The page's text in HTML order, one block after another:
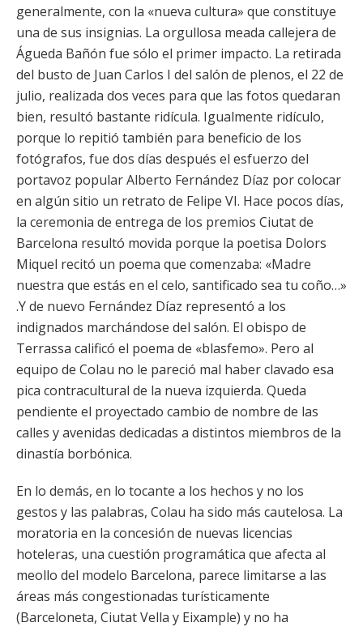
generalmente, con la «nueva cultura» que constituye
una de sus insignias. La orgullosa meada callejera de
Águeda Bañón fue sólo el primer impacto. La retirada
del busto de Juan Carlos I del salón de plenos, el 22 de
julio, realizada dos veces para que las fotos quedaran
bien, resultó bastante ridícula. Igualmente ridículo,
porque lo repitió también para beneficio de los
fotógrafos, fue dos días después el esfuerzo del
portavoz popular Alberto Fernández Díaz por colocar
en algún sitio un retrato de Felipe VI. Hace pocos días,
la ceremonia de entrega de los premios Ciutat de
Barcelona resultó movida porque la poetisa Dolors
Miquel recitó un poema que comenzaba: «Madre
nuestra que estás en el celo, santificado sea tu coño…»
.Y de nuevo Fernández Díaz representó a los
indignados marchándose del salón. El obispo de
Terrassa calificó el poema de «blasfemo». Pero al
equipo de Colau no le pareció mal haber clavado esa
pica contracultural de la nueva izquierda. Queda
pendiente el proyectado cambio de nombre de las
calles y avenidas dedicadas a distintos miembros de la
dinastía borbónica.
En lo demás, en lo tocante a los hechos y no los
gestos y las palabras, Colau ha sido más cautelosa. La
moratoria en la concesión de nuevas licencias
hoteleras, una cuestión programática que afecta al
meollo del modelo Barcelona, parece limitarse a las
áreas más congestionadas turísticamente
(Barceloneta, Ciutat Vella y Eixample) y no ha